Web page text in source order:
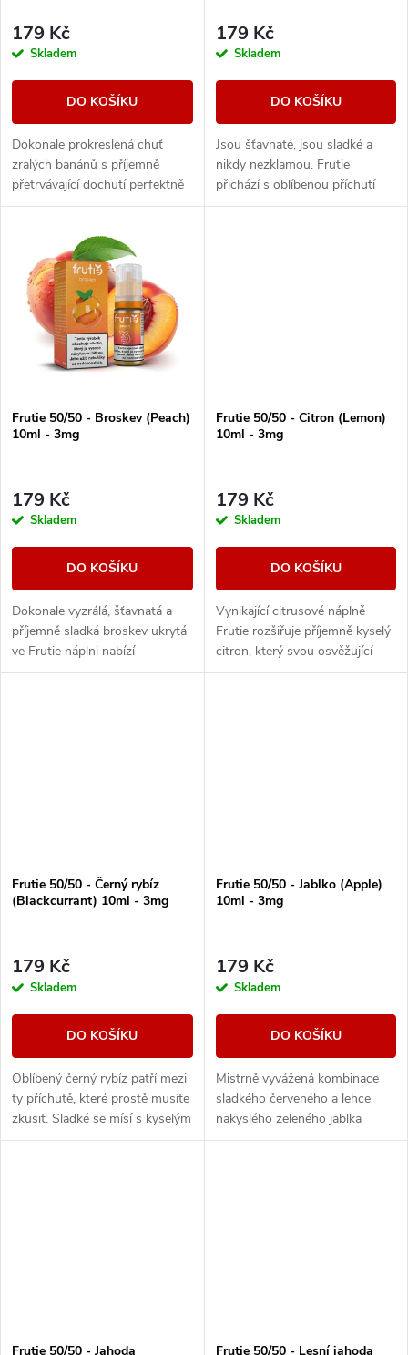
r
o
u
k
ů
r
o
d
u
k
ů
179 Kč
Skladem
DO KOŠÍKU
Dokonale prokreslená chuť
zralých banánů s příjemně
přetrvávající dochutí perfektně
doplňuje Frutie nabídku a
179 Kč
Skladem
DO KOŠÍKU
Jsou šťavnaté, jsou sladké a
nikdy nezklamou. Frutie
přichází s oblíbenou příchutí
borůvek, která vám prostě
Frutie 50/50 - Broskev (Peach)
10ml - 3mg
179 Kč
Skladem
DO KOŠÍKU
Dokonale vyzrálá, šťavnatá a
příjemně sladká broskev ukrytá
ve Frutie náplni nabízí
autentickou ovocnou příchuť.
Frutie 50/50 - Citron (Lemon)
10ml - 3mg
179 Kč
Skladem
DO KOŠÍKU
Vynikající citrusové náplně
Frutie rozšiřuje příjemně kyselý
citron, který svou osvěžující
příchutí dokonale zpestří
Frutie 50/50 - Černý rybíz
(Blackcurrant) 10ml - 3mg
179 Kč
Skladem
DO KOŠÍKU
Oblíbený černý rybíz patří mezi
ty příchutě, které prostě musíte
zkusit. Sladké se mísí s kyselým
a tahle šťavnatá Frutie náplň
Frutie 50/50 - Jablko (Apple)
10ml - 3mg
179 Kč
Skladem
DO KOŠÍKU
Mistrně vyvážená kombinace
sladkého červeného a lehce
nakyslého zeleného jablka
vytváří dokonalou a plnou
Frutie 50/50 - Jahoda Frutie 50/50 - Lesní jahoda